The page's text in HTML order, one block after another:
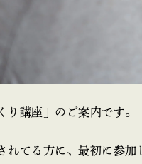
り講座」のご案内です。
れてる方に、最初に参加